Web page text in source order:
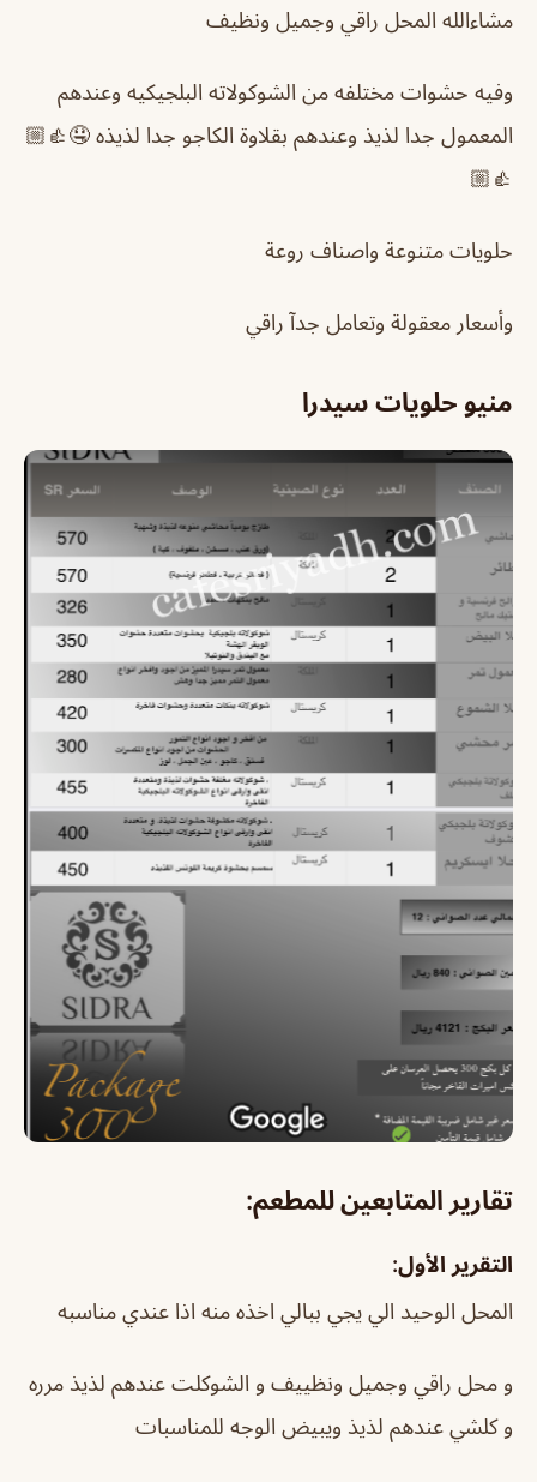
مشاءالله المحل راقي وجميل ونظيف
وفيه حشوات مختلفه من الشوكولاته البلجيكيه وعندهم
المعمول جدا لذيذ وعندهم بقلاوة الكاجو جدا لذيذه 🤤👍🏼
👍🏼
حلويات متنوعة واصناف روعة
وأسعار معقولة وتعامل جدآ راقي
منيو حلويات سيدرا
تقارير المتابعين للمطعم:
التقرير الأول:
المحل الوحيد الي يجي ببالي اخذه منه اذا عندي مناسبه
و محل راقي وجميل ونظييف و الشوكلت عندهم لذيذ مرره
و كلشي عندهم لذيذ ويبيض الوجه للمناسبات